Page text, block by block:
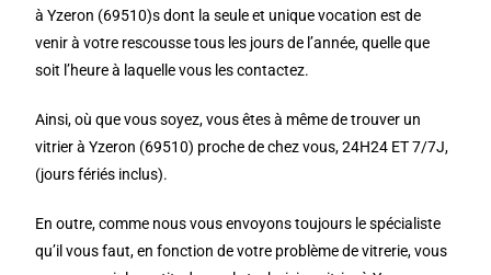
à Yzeron (69510)s dont la seule et unique vocation est de
venir à votre rescousse tous les jours de l’année, quelle que
soit l’heure à laquelle vous les contactez.
Ainsi, où que vous soyez, vous êtes à même de trouver un
vitrier à Yzeron (69510) proche de chez vous, 24H24 ET 7/7J,
(jours fériés inclus).
En outre, comme nous vous envoyons toujours le spécialiste
qu’il vous faut, en fonction de votre problème de vitrerie, vous